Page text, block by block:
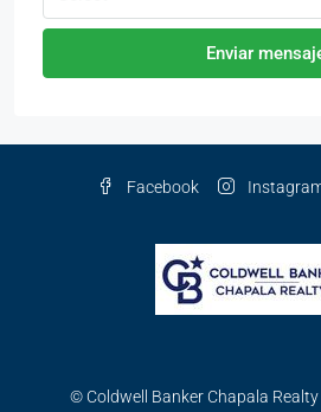
Enviar
Facebook
© Coldwell Banker Chapala